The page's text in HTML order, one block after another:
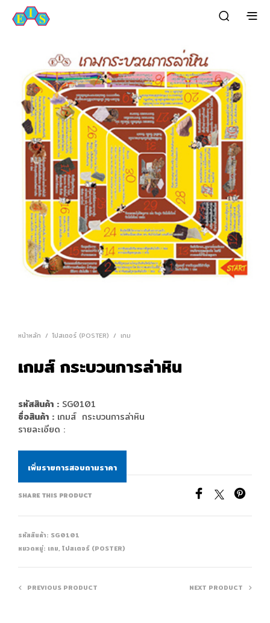
หน้าหลัก / โปสเตอร์ (POSTER) / เกม
เกมส์ กระบวนการล่าหิน
รหัสสินค้า : SG0101
ชื่อสินค้า : เกมส์ กระบวนการล่าหิน
รายละเอียด :
เพิ่มรายการสอบถามราคา
SHARE THIS PRODUCT
รหัสสินค้า: SG0101
หมวดหมู่: เกม,โปสเตอร์ (POSTER)
PREVIOUS PRODUCT NEXT PRODUCT